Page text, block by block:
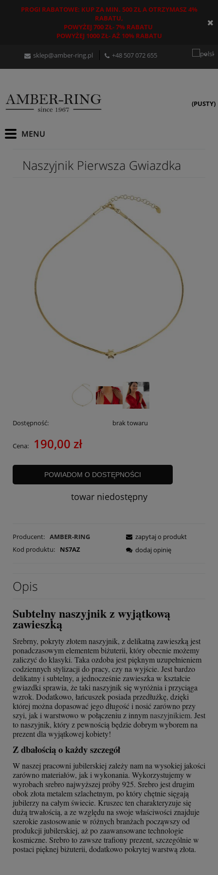
PROGI RABATOWE: KUP ZA MIN. 500 ZŁ A OTRZYMASZ 4%
RABATU,
POWYŻEJ 700 ZŁ- 7% RABATU
POWYŻEJ 1000 ZŁ- AŻ 10% RABATU
sklep@amber-ring.pl +48507 072 655
(PUSTY)
Naszyjnik Pierwsza Gwiazdka
Dostępność: brak towaru
Cena: 190,00 zł
POWIADOM O DOSTĘPNOŚCI
towar niedostępny
Producent: AMBER-RING
Kod produktu:
NS7AZ
zapytaj o produkt
dodaj opinię
Opis
Subtelny naszyjnik z wyjątkową
zawieszką
Srebrny, pokryty złotem naszyjnik, z delikatną zawieszką jest
ponadczasowym elementem biżuterii, który obecnie możemy
zaliczyć do klasyki. Taka ozdoba jest pięknym uzupełnieniem
codziennych stylizacji do pracy, czy na wyjście. Jest bardzo
delikatny i subtelny, a jednocześnie zawieszka w kształcie
gwiazdki sprawia, że taki naszyjnik się wyróżnia i przyciąga
wzrok. Dodatkowo, łańcuszek posiada przedłużkę, dzięki
której można dopasować jego długość i nosić zarówno przy
szyi, jak i warstwowo w połączeniu z innymnaszyjnikiem. Jest
to naszyjnik, który z pewnością będzie dobrym wyborem na
prezent dla wyjątkowej kobiety!
Z dbałością o każdy szczegół
W naszej pracowni jubilerskiej zależy nam na wysokiej jakości
zarówno materiałów, jak i wykonania. Wykorzystujemy w
wyrobach srebro najwyższej próby 925. Srebro jest drugim
obok złota metalem szlachetnym, po który chętnie sięgają
jubilerzy na całym świecie. Kruszec ten charakteryzuje się
dużą trwałością, a ze względu na swoje właściwości znajduje
szerokie zastosowanie w różnych branżach począwszy od
produkcji jubilerskiej, aż po zaawansowane technologie
kosmiczne. Srebro to zawsze trafiony prezent, szczególnie w
postaci pięknej biżuterii, dodatkowo pokrytej warstwą złota.